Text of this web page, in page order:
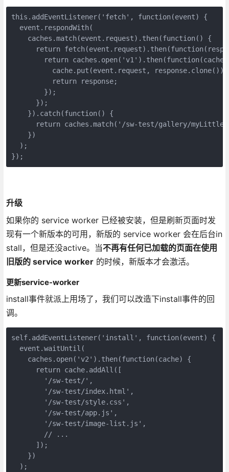
this.addEventListener('fetch', function(event) {
  event.respondWith(
    caches.match(event.request).then(function() {
return
return
          cache.put(event.request, response.clone());
          return response;
        });
      });
    }).catch(function() {
return caches.match('/sw-test/gallery/
    })
  );
});
升级
如果你的 service worker 已经被安装，但是刷新页面时发
现有一个新版本的可用，新版的 service worker 会在后台in
stall，但是还没active。当不再有任何已加载的页面在使用
旧版的 service worker的时候，新版本才会激活。
更新service-worker
install事件就派上用场了，我们可以改造下install事件的回
调。
self.addEventListener('install', function(event) {
  event.waitUntil(
    caches.open('v2').then(function(cache) {
      return cache.addAll([
        '/sw-test/',
        '/sw-test/index.html',
        '/sw-test/style.css',
        '/sw-test/app.js',
        '/sw-test/image-list.js',
        // ...
      ]);
    })
  );